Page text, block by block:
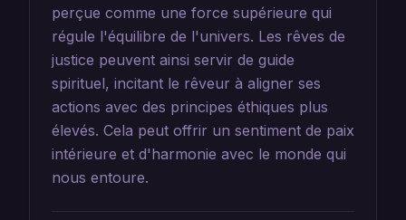
perçue comme une force supérieure qui
régule l'équilibre de l'univers. Les rêves de
justice peuvent ainsi servir de guide
spirituel, incitant le rêveur à aligner ses
actions avec des principes éthiques plus
élevés. Cela peut offrir un sentiment de paix
intérieure et d'harmonie avec le monde qui
nous entoure.